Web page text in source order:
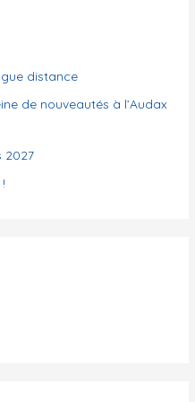
distance
de nouveautés à l’Audax
2027